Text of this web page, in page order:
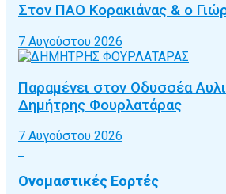
Στον ΠΑΟ Κορακιάνας & ο
7 Αυγούστου 2026
Παραμένει στον Οδυσσέα
Δημήτρης Φουρλατάρας
7 Αυγούστου 2026
Ονομαστικές Εορτές